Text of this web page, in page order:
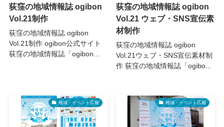
荻窪の地域情報誌 ogibon
Vol.21制作
荻窪の地域情報誌 ogibon
Vol.21制作 ogibon公式サイト
荻窪の地域情報誌「ogibon...
荻窪の地域情報誌 ogibon
Vol.21 ウェブ・SNS宣伝素
材制作
荻窪の地域情報誌 ogibon
Vol.21ウェブ・SNS宣伝素材制
作 荻窪の地域情報誌「ogibo...
地域・イベント広報 地域・イベント広報